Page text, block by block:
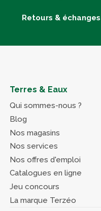
Retours & échanges
Terres & Eaux
Qui sommes-nous ?
Blog
Nos magasins
Nos services
Nos offres d'emploi
Catalogues en ligne
Jeu concours
La marque Terzéo